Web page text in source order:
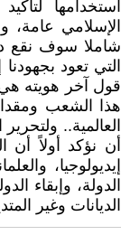
استخدامها
الإسلامي عامة،
شاملا سوف نقع
التي تعود
قول آخر هويته
هذا الشعب
العالمية.. ولتحرير
أن نؤكد أولاً أن
إيديولوجيا،
الدولة، وإبقاء
الديانات وغير